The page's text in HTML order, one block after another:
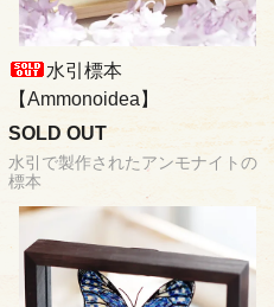
水引標本
【Ammonoidea】
SOLD OUT
水引で製作されたアンモナイトの
標本